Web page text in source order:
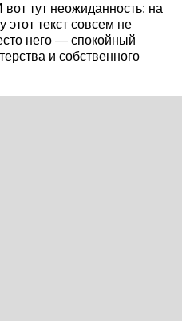
тут неожиданность: на
текст совсем не
него — спокойный
и собственного